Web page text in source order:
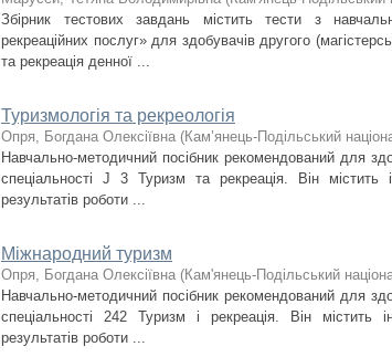
Збірник тестових завдань містить тести з
рекреаційних послуг» для здобувачів другого
та рекреація денної ...
Туризмологія та рекреологія
Опря, Богдана Олексіївна (Кам’янець-Подільський
Навчально-методичний посібник рекомендований для
спеціальності J 3 Туризм та рекреація. Він
результатів роботи ...
Міжнародний туризм
Опря, Богдана Олексіївна (Кам'янець-Подільський
Навчально-методичний посібник рекомендований для
спеціальності 242 Туризм і рекреація. Він
результатів роботи ...